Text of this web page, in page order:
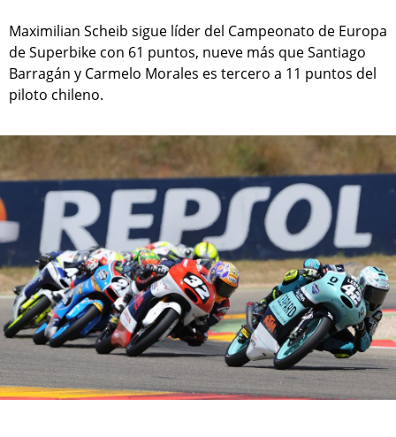
Maximilian Scheib sigue líder del Campeonato de Europa
de Superbike con 61 puntos, nueve más que Santiago
Barragán y Carmelo Morales es tercero a 11 puntos del
piloto chileno.